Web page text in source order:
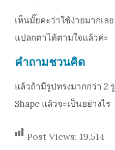
เห็นมั๊ยคะว่าใช้ง่ายมากเล
แปลกตาได้ตามใจแล้วค่ะ
คำถามชวนคิด
แล้วถ้ามีรูปทรงมากกว่า 2
Shape แล้วจะเป็นอย่างไร
Post Views: 19,514